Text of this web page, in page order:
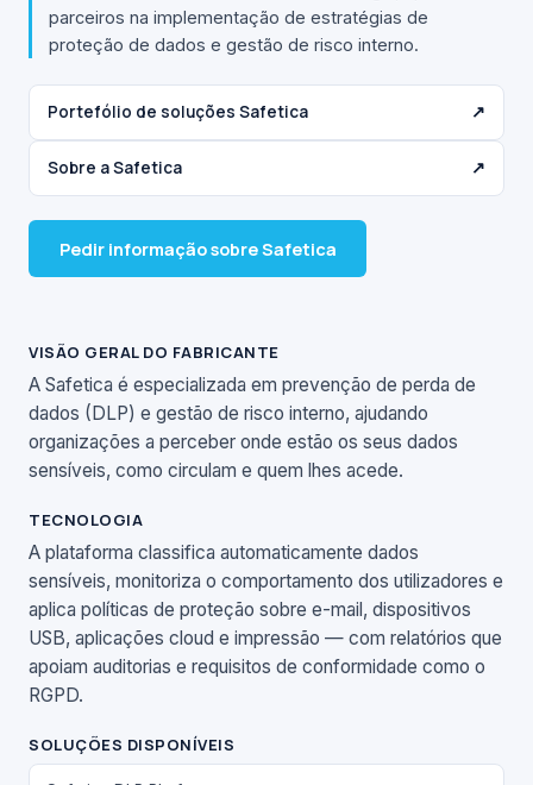
parceiros na implementação de estratégias de
proteção de dados e gestão de risco interno.
Portefólio de soluções Safetica ↗
Sobre a Safetica ↗
Pedir informação sobre Safetica
VISÃO GERAL DO FABRICANTE
A Safetica é especializada em prevenção de perda de
dados (DLP) e gestão de risco interno, ajudando
organizações a perceber onde estão os seus dados
sensíveis, como circulam e quem lhes acede.
TECNOLOGIA
A plataforma classifica automaticamente dados
sensíveis, monitoriza o comportamento dos utilizadores e
aplica políticas de proteção sobre e-mail, dispositivos
USB, aplicações cloud e impressão — com relatórios que
apoiam auditorias e requisitos de conformidade como o
RGPD.
SOLUÇÕES DISPONÍVEIS